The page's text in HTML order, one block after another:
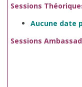
Sessions
Aucune date
Sessions